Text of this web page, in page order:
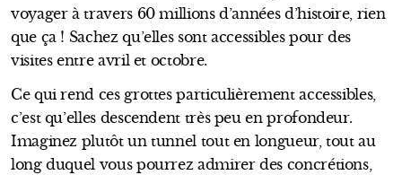
voyager à travers 60 millions d’années d’histoire, rien
que ça ! Sachez qu’elles sont accessibles pour des
visites entre avril et octobre.
Ce qui rend ces grottes particulièrement accessibles,
c’est qu’elles descendent très peu en profondeur.
Imaginez plutôt un tunnel tout en longueur, tout au
long duquel vous pourrez admirer des concrétions,